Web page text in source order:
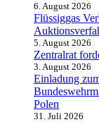
6. August 2026
Flüssiggas
5. August 2026
Zentralrat
3. August 2026
Einladung
Polen
31. Juli 2026